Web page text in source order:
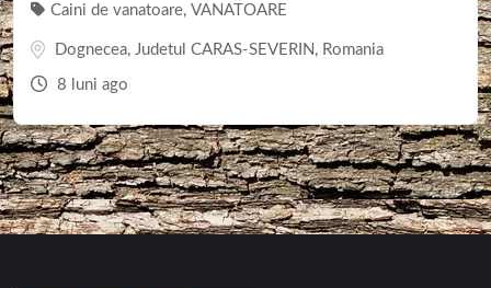
Caini de vanatoare, VANATOARE
Dognecea, Judetul CARAS-SEVERIN , Romania
8 luni ago